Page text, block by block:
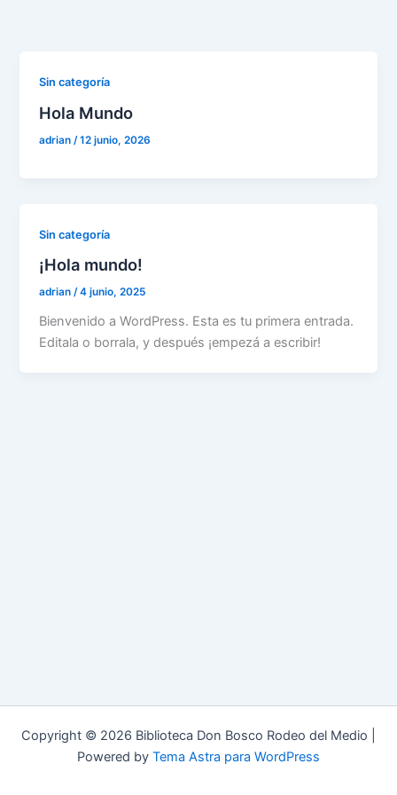
Sin categoría
Hola Mundo
adrian/12 junio, 2026
Sin categoría
¡Hola mundo!
adrian/4 junio, 2025
Bienvenido a WordPress. Esta es tu primera entrada.
Editala o borrala, y después ¡empezá a escribir!
Copyright © 2026 Biblioteca Don Bosco Rodeo del Medio |
Powered by Tema Astra para WordPress